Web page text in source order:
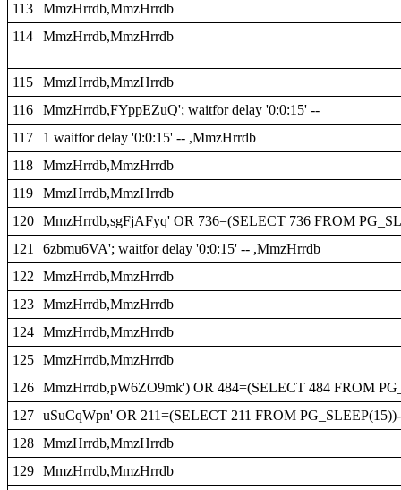
113
MmzHrrdb,MmzHrrdb
114
MmzHrrdb,MmzHrrdb
115
MmzHrrdb,MmzHrrdb
116
MmzHrrdb,FYppEZuQ'; waitfor delay '0:0:15' --
117
1 waitfor delay '0:0:15' -- ,MmzHrrdb
118
MmzHrrdb,MmzHrrdb
119
MmzHrrdb,MmzHrrdb
120 MmzHrrdb,sgFjAFyq' OR 736=(SELECT 736 FROM
121
6zbmu6VA'; waitfor delay '0:0:15' -- ,MmzHrrdb
122
MmzHrrdb,MmzHrrdb
123 MmzHrrdb,MmzHrrdb
124 MmzHrrdb,MmzHrrdb
125 MmzHrrdb,MmzHrrdb
126 MmzHrrdb,pW6ZO9mk') OR 484=(SELECT 484 FROM
127 uSuCqWpn' OR 211=(SELECT 211 FROM
128 MmzHrrdb,MmzHrrdb
129 MmzHrrdb,MmzHrrdb